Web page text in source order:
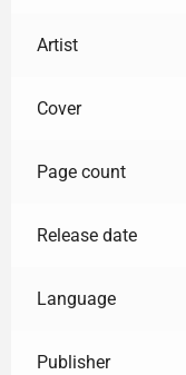
Artist
Cover
Page count
Release date
Language
Publisher